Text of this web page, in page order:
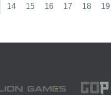
14 15 16 17 18 19